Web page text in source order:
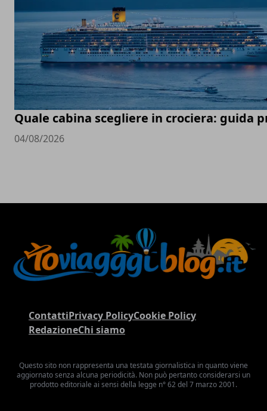
Quale cabina scegliere in crociera: guida
04/08/2026
ContattiPrivacy PolicyCookie Policy
RedazioneChi siamo
Questo sito non rappresenta una testata giornalistica in quanto viene
aggiornato senza alcuna periodicità. Non può pertanto considerarsi un
prodotto editoriale ai sensi della legge n° 62 del 7 marzo 2001.